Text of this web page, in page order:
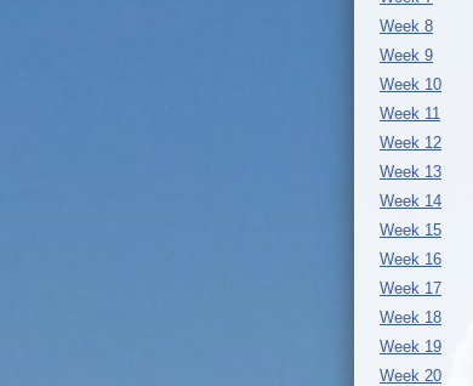
Week 8
Week 9
Week 10
Week 11
Week 12
Week 13
Week 14
Week 15
Week 16
Week 17
Week 18
Week 19
Week 20